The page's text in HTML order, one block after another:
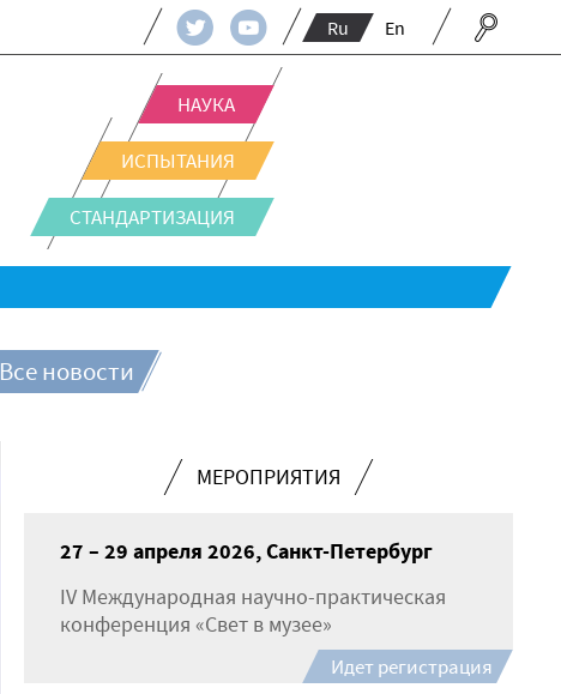
Ru En
НАУКА
ИСПЫТАНИЯ
СТАНДАРТИЗАЦИЯ
Все новости
МЕРОПРИЯТИЯ
27 – 29 апреля 2026, Санкт-Петербург
IV Международная научно-практическая
конференция «Свет в музее»
Идет регистрация